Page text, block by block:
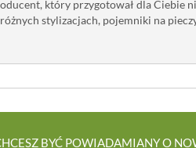
który przygotował dla Ciebie
stylizacjach, pojemniki na
BYĆ POWIADAMIANY O